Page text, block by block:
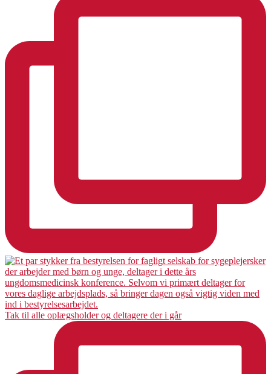
Tak til alle oplægsholder og deltagere der i går